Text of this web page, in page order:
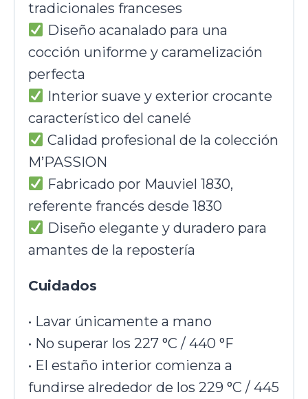
tradicionales franceses
Diseño acanalado para una
cocción uniforme y caramelización
perfecta
Interior suave y exterior crocante
característico del canelé
Calidad profesional de la colección
M’PASSION
Fabricado por Mauviel 1830,
referente francés desde 1830
Diseño elegante y duradero para
amantes de la repostería
Cuidados
• Lavar únicamente a mano
• No superar los 227 °C / 440 °F
• El estaño interior comienza a
fundirse alrededor de los 229 °C / 445